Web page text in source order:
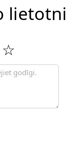
lietotni